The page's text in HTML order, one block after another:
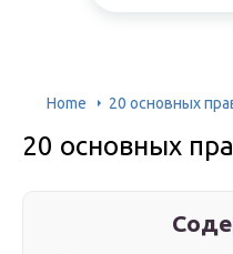
Home 20 основных
20 основных